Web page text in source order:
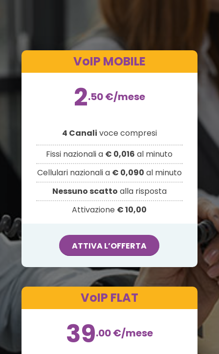
VoIP MOBILE
2.50€/mese
4 Canali voce compresi
Fissi nazionali a € 0,016 al minuto
Cellulari nazionali a € 0,090 al minuto
Nessuno scatto alla risposta
Attivazione € 10,00
ATTIVA L’OFFERTA
VoIP FLAT
39.00€/mese